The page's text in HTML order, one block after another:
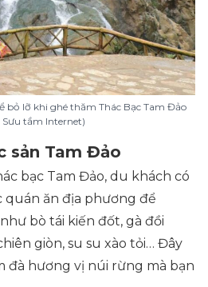
bỏ lỡ khi ghé thăm Thác Bạc Tam Đảo
Sưu tầm Internet)
sản Tam Đảo
bạc Tam Đảo, du khách có
quán ăn địa phương để
bò tái kiến đốt, gà đồi
giòn, su su xào tỏi… Đây
đà hương vị núi rừng mà bạn